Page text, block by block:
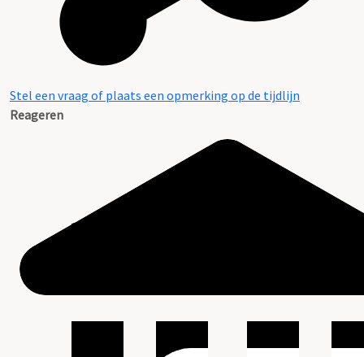
Stel een vraag of plaats een opmerking op de tijdlijn
Reageren